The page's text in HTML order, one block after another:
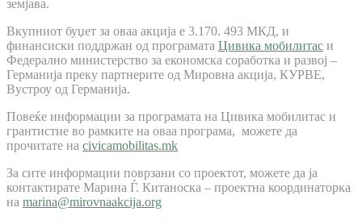
земјава.
Вкупниот буџет за оваа акција е 3.170. 493 МКД, и
финансиски поддржан од програмата Цивика мобилитас и
Федерално министерство за економска соработка и развој –
Германија преку партнерите од Мировна акција, КУРВЕ,
Вустроу од Германија.
Повеќе информации за програмата на Цивика мобилитас и
грантистие во рамките на оваа програма, можете да
прочитате на civicamobilitas.mk
За сите информации поврзани со проектот, можете да ја
контактирате Марина Ѓ. Китаноска – проектна координаторка
на marina@mirovnaakcija.org